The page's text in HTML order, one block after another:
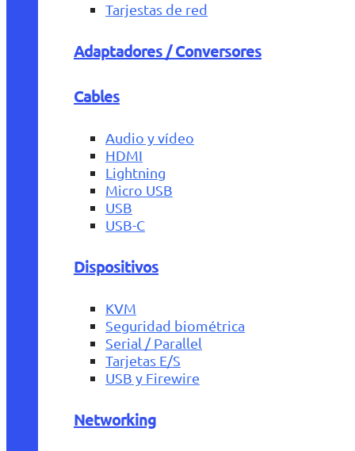
Tarjestas de red
Adaptadores / Conversores
Cables
Audio y vídeo
HDMI
Lightning
Micro USB
USB
USB-C
Dispositivos
KVM
Seguridad biométrica
Serial / Parallel
Tarjetas E/S
USB y Firewire
Networking